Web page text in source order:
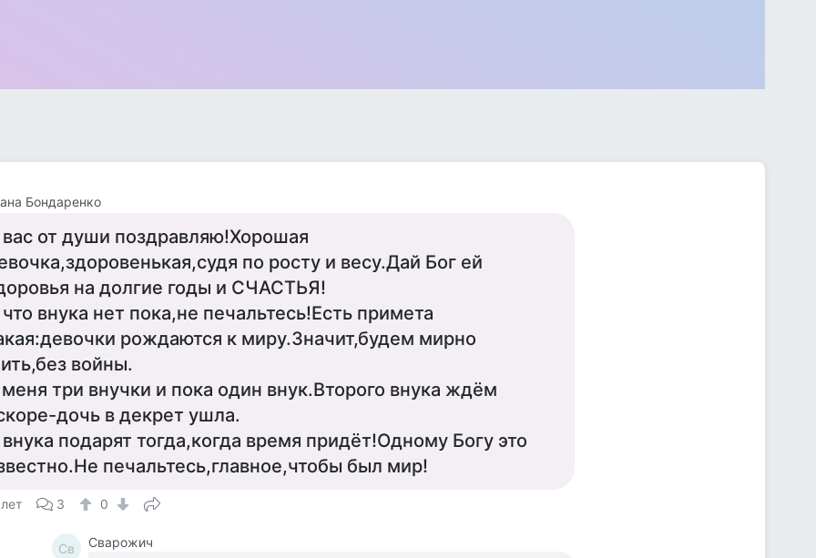
Бондаренко
от души поздравляю!Хорошая
по росту и весу.Дай Бог ей
на долгие годы и СЧАСТЬЯ!
внука нет пока,не печальтесь!Есть примета
рождаются к миру.Значит,будем мирно
войны.
три внучки и пока один внук.Второго внука ждём
дочь в декрет ушла.
подарят тогда,когда время придёт!Одному Богу это
печальтесь,главное,чтобы был мир!
3 0
Св Сварожич